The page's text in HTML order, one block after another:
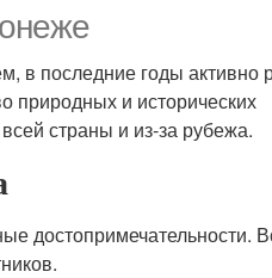
в последние годы активно
природных и исторических
страны и из-за рубежа.
достопримечательности.